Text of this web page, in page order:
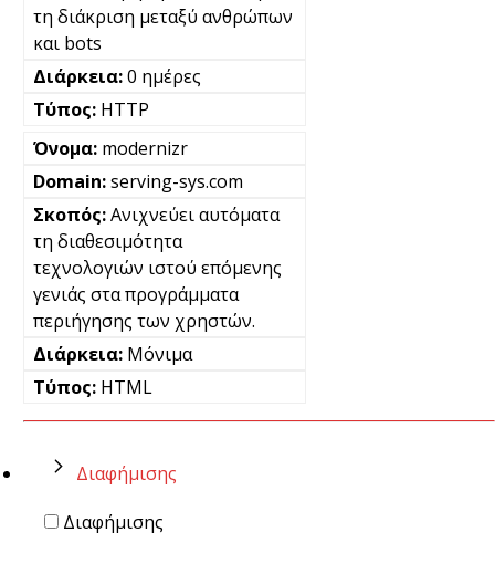
τη διάκριση μεταξύ ανθρώπων
και bots
0 ημέρες
HTTP
modernizr
serving-sys.com
Ανιχνεύει αυτόματα
τη διαθεσιμότητα
τεχνολογιών ιστού επόμενης
γενιάς στα προγράμματα
περιήγησης των χρηστών.
Μόνιμα
HTML
Διαφήμισης
Διαφήμισης